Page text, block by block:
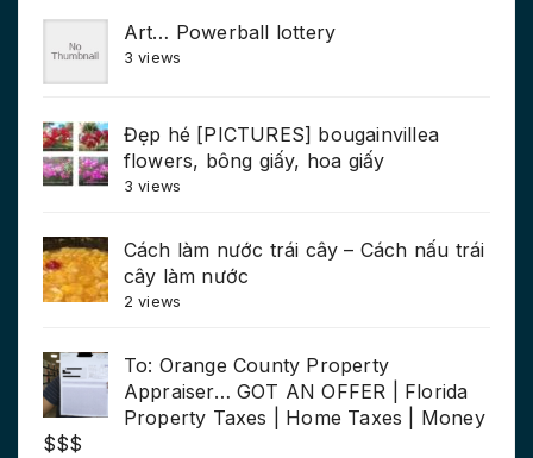
Art… Powerball lottery
3 views
Đẹp hé [PICTURES] bougainvillea
flowers, bông giấy, hoa giấy
3 views
Cách làm nước trái cây – Cách nấu trái
cây làm nước
2 views
To: Orange County Property
Appraiser… GOT AN OFFER | Florida
Property Taxes | Home Taxes | Money
$$$